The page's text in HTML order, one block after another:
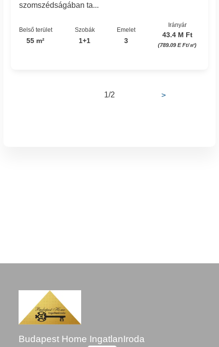
szomszédságában ta...
Belső terület
55 m²
Szobák
1+1
Emelet
3
Irányár
43.4 M Ft
(789.09 E Ft/㎡)
1/2 >
Budapest Home IngatlanIroda